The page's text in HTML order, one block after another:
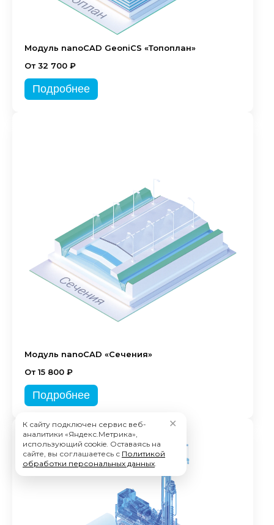
Модуль nanoCAD GeoniCS «Топоплан»
От 32 700 ₽
Подробнее
Модуль nanoCAD «Сечения»
От 15 800 ₽
Подробнее
К сайту подключен сервис веб-
аналитики «Яндекс.Метрика»,
использующий cookie. Оставаясь на
сайте, вы соглашаетесь с Политикой
обработки персональных данных.
✕